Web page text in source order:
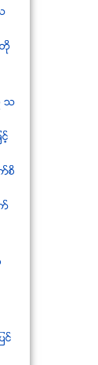
တို
သ
စိ
င္